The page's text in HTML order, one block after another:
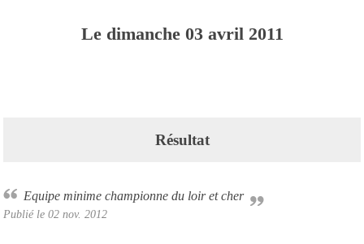
Le dimanche 03 avril 2011
Résultat
Equipe minime championne du loir et cher
Publié le 02 nov. 2012